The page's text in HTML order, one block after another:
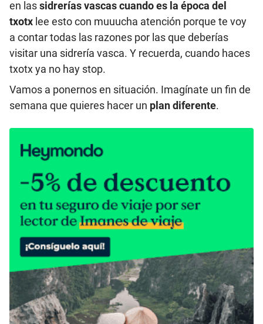
en lassidrerías vascas cuando es la época del
txotx lee esto con muuucha atención porque te voy
a contar todas las razones por las que deberías
visitar una sidrería vasca. Y recuerda, cuando haces
txotx ya no hay stop.
Vamos a ponernos en situación. Imagínate un fin de
semana que quieres hacer un plan diferente.